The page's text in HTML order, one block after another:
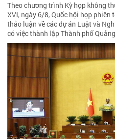
Theo chương trình Kỳ họp không
XVI, ngày 6/8, Quốc hội họp
thảo luận về các dự án Luật và
có việc thành lập Thành phố